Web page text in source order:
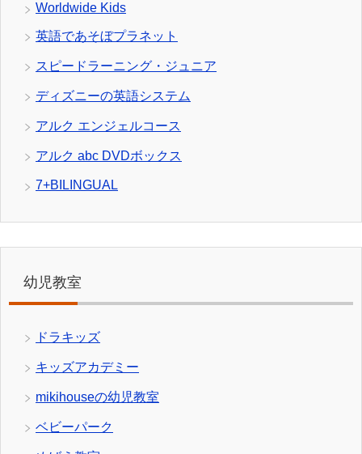
Worldwide Kids
英語であそぼプラネット
スピードラーニング・ジュニア
ディズニーの英語システム
アルク エンジェルコース
アルク abc DVDボックス
7+BILINGUAL
幼児教室
ドラキッズ
キッズアカデミー
mikihouseの幼児教室
ベビーパーク